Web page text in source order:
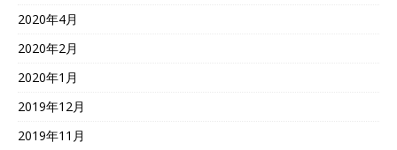
2020年4月
2020年2月
2020年1月
2019年12月
2019年11月